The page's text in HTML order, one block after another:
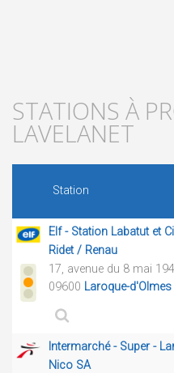
STATIONS À
LAVELANET
Station
Elf - Station Labatut et
Ridet / Renau
17, avenue du 8 mai
09600 Laroque-d'Olmes
Intermarché - Super -
Nico SA